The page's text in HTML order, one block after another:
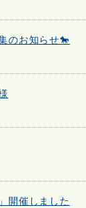
のお知らせ🐎
開催しました